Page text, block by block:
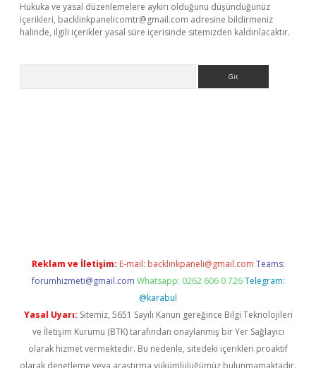
Hukuka ve yasal düzenlemelere aykırı olduğunu düşündüğünüz
içerikleri, backlinkpanelicomtr@gmail.com adresine bildirmeniz
halinde, ilgili içerikler yasal süre içerisinde sitemizden kaldırılacaktır.
Reklam ve İletişim: E-mail: backlinkpaneli@gmail.com Teams:
forumhizmeti@gmail.com Whatsapp: 0262 606 0 726 Telegram:
@karabul
Yasal Uyarı: Sitemiz, 5651 Sayılı Kanun gereğince Bilgi Teknolojileri
ve İletişim Kurumu (BTK) tarafından onaylanmış bir Yer Sağlayıcı
olarak hizmet vermektedir. Bu nedenle, sitedeki içerikleri proaktif
olarak denetleme veya araştırma yükümlülüğümüz bulunmamaktadır.